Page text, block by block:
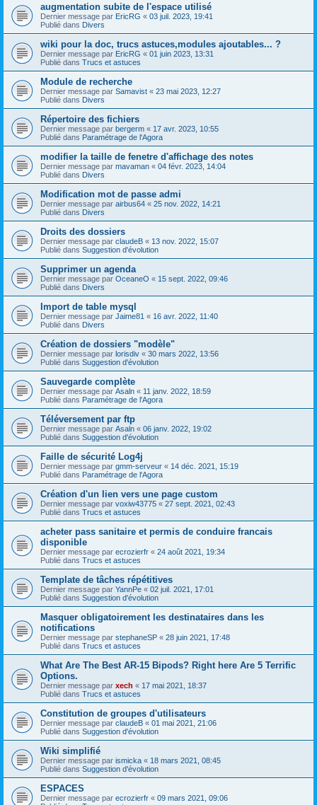
augmentation subite de l'espace utilisé
Dernier message par EricRG « 03 juil. 2023, 19:41
Publié dans Divers
wiki pour la doc, trucs astuces,modules ajoutables... ?
Dernier message par EricRG « 01 juin 2023, 13:31
Publié dans Trucs et astuces
Module de recherche
Dernier message par Samavist « 23 mai 2023, 12:27
Publié dans Divers
Répertoire des fichiers
Dernier message par bergerm « 17 avr. 2023, 10:55
Publié dans Paramétrage de l'Agora
modifier la taille de fenetre d'affichage des notes
Dernier message par mavaman « 04 févr. 2023, 14:04
Publié dans Divers
Modification mot de passe admi
Dernier message par airbus64 « 25 nov. 2022, 14:21
Publié dans Divers
Droits des dossiers
Dernier message par claudeB « 13 nov. 2022, 15:07
Publié dans Suggestion d'évolution
Supprimer un agenda
Dernier message par OceaneO « 15 sept. 2022, 09:46
Publié dans Divers
Import de table mysql
Dernier message par Jaime81 « 16 avr. 2022, 11:40
Publié dans Divers
Création de dossiers "modèle"
Dernier message par lorisdiv « 30 mars 2022, 13:56
Publié dans Suggestion d'évolution
Sauvegarde complète
Dernier message par Asaln « 11 janv. 2022, 18:59
Publié dans Paramétrage de l'Agora
Téléversement par ftp
Dernier message par Asaln « 06 janv. 2022, 19:02
Publié dans Suggestion d'évolution
Faille de sécurité Log4j
Dernier message par gmm-serveur « 14 déc. 2021, 15:19
Publié dans Paramétrage de l'Agora
Création d'un lien vers une page custom
Dernier message par voxiw43775 « 27 sept. 2021, 02:43
Publié dans Trucs et astuces
acheter pass sanitaire et permis de conduire francais
disponible
Dernier message par ecrozierfr « 24 août 2021, 19:34
Publié dans Trucs et astuces
Template de tâches répétitives
Dernier message par YannPe « 02 juil. 2021, 17:01
Publié dans Suggestion d'évolution
Masquer obligatoirement les destinataires dans les
notifications
Dernier message par stephaneSP « 28 juin 2021, 17:48
Publié dans Trucs et astuces
What Are The Best AR-15 Bipods? Right here Are 5 Terrific
Options.
Dernier message par xech « 17 mai 2021, 18:37
Publié dans Trucs et astuces
Constitution de groupes d'utilisateurs
Dernier message par claudeB « 01 mai 2021, 21:06
Publié dans Suggestion d'évolution
Wiki simplifié
Dernier message par ismicka « 18 mars 2021, 08:45
Publié dans Suggestion d'évolution
ESPACES
Dernier message par ecrozierfr « 09 mars 2021, 09:06